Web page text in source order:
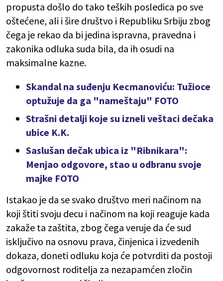
propusta došlo do tako teških posledica po sve
oštećene, ali i šire društvo i Republiku Srbiju zbog
čega je rekao da bi jedina ispravna, pravedna i
zakonika odluka suda bila, da ih osudi na
maksimalne kazne.
Skandal na suđenju Kecmanoviću: Tužioce
optužuje da ga "nameštaju" FOTO
Strašni detalji koje su izneli veštaci dečaka
ubice K.K.
Saslušan dečak ubica iz "Ribnikara":
Menjao odgovore, stao u odbranu svoje
majke FOTO
Istakao je da se svako društvo meri načinom na
koji štiti svoju decu i načinom na koji reaguje kada
zakaže ta zaštita, zbog čega veruje da će sud
isključivo na osnovu prava, činjenica i izvedenih
dokaza, doneti odluku koja će potvrditi da postoji
odgovornost roditelja za nezapamćen zločin